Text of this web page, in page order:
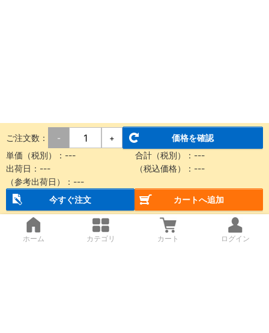
ご注文数： - +
価格を確認
単価（税別）： --- 合計（税別）： ---
出荷日： --- （税込価格）： ---
（参考出荷日）： ---
今すぐ注文
カートへ追加
ホーム カテゴリ カート ログイン